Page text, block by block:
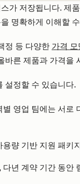
가 저장됩니다. 제
명확하게 이해할
정 등 다양한 가격
바른 제품과 가격을
설정할 수 있습니다.
영업 팀에는 서로
량 기반 지원 패키
년 계약 기간 동안